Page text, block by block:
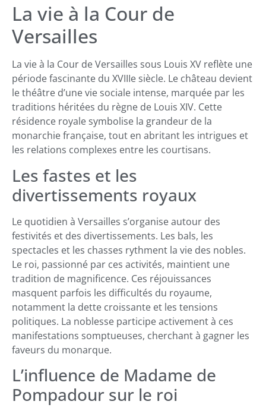
La vie à la Cour de
Versailles
La vie à la Cour de Versailles sous Louis XV reflète une
période fascinante du XVIIIe siècle. Le château devient
le théâtre d’une vie sociale intense, marquée par les
traditions héritées du règne de Louis XIV. Cette
résidence royale symbolise la grandeur de la
monarchie française, tout en abritant les intrigues et
les relations complexes entre les courtisans.
Les fastes et les
divertissements royaux
Le quotidien à Versailles s’organise autour des
festivités et des divertissements. Les bals, les
spectacles et les chasses rythment la vie des nobles.
Le roi, passionné par ces activités, maintient une
tradition de magnificence. Ces réjouissances
masquent parfois les difficultés du royaume,
notamment la dette croissante et les tensions
politiques. La noblesse participe activement à ces
manifestations somptueuses, cherchant à gagner les
faveurs du monarque.
L’influence de Madame de
Pompadour sur le roi